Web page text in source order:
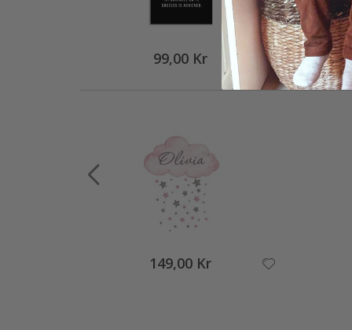
99,00 Kr
149,00 Kr